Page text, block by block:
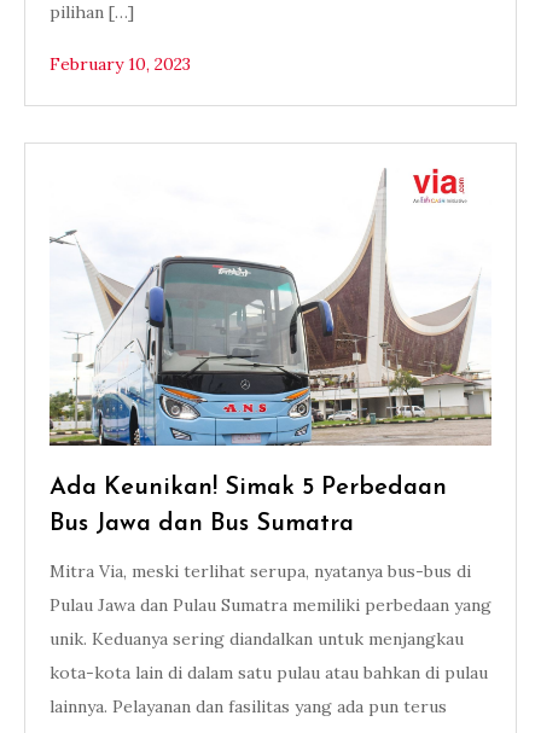
pilihan […]
February 10, 2023
Ada Keunikan! Simak 5 Perbedaan
Bus Jawa dan Bus Sumatra
Mitra Via, meski terlihat serupa, nyatanya bus-bus di
Pulau Jawa dan Pulau Sumatra memiliki perbedaan yang
unik. Keduanya sering diandalkan untuk menjangkau
kota-kota lain di dalam satu pulau atau bahkan di pulau
lainnya. Pelayanan dan fasilitas yang ada pun terus